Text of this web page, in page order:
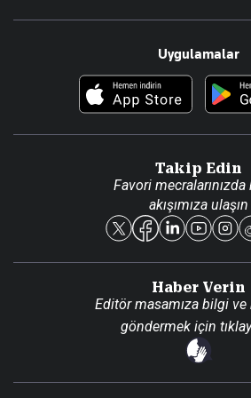
Resmî Ilanlar
Foto Haber
Hakkımızda
Künye
Reklam Ver
Uygulamalar
Takip Edin
Favori mecralarınızda
akışımıza ulaşın
Haber Verin
Editör masamıza bilgi ve
göndermek için